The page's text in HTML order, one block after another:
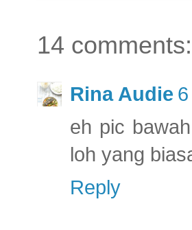
14 comments:
Rina Audie
eh pic
loh yang
Reply